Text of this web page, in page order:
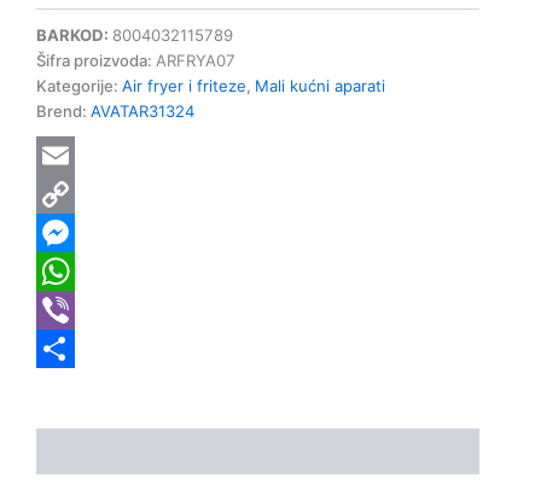
BARKOD: 8004032115789
Šifra proizvoda: ARFRYA07
Kategorije: Air fryer i friteze, Mali kućni aparati
Brend: AVATAR31324
Email
Copy
Link
Messenger
WhatsApp
Viber